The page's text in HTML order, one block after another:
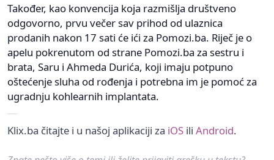
Također, kao konvencija koja razmišlja društveno
odgovorno, prvu večer sav prihod od ulaznica
prodanih nakon 17 sati će ići za Pomozi.ba. Riječ je o
apelu pokrenutom od strane Pomozi.ba za sestru i
brata, Saru i Ahmeda Durića, koji imaju potpuno
oštećenje sluha od rođenja i potrebna im je pomoć za
ugradnju kohlearnih implantata.
Klix.ba čitajte i u našoj aplikaciji za iOS ili Android.